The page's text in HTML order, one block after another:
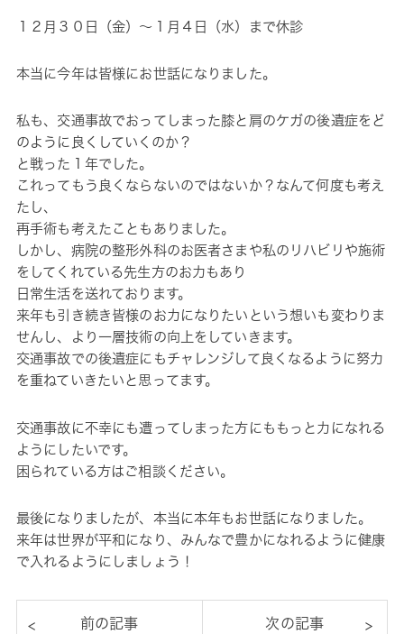
１２月３０日（金）～１月４日（水）まで休診
本当に今年は皆様にお世話になりました。
私も、交通事故でおってしまった膝と肩のケガの後遺症をど
のように良くしていくのか？
と戦った１年でした。
これってもう良くならないのではないか？なんて何度も考え
たし、
再手術も考えたこともありました。
しかし、病院の整形外科のお医者さまや私のリハビリや施術
をしてくれている先生方のお力もあり
日常生活を送れております。
来年も引き続き皆様のお力になりたいという想いも変わりま
せんし、より一層技術の向上をしていきます。
交通事故での後遺症にもチャレンジして良くなるように努力
を重ねていきたいと思ってます。
交通事故に不幸にも遭ってしまった方にももっと力になれる
ようにしたいです。
困られている方はご相談ください。
最後になりましたが、本当に本年もお世話になりました。
来年は世界が平和になり、みんなで豊かになれるように健康
で入れるようにしましょう！